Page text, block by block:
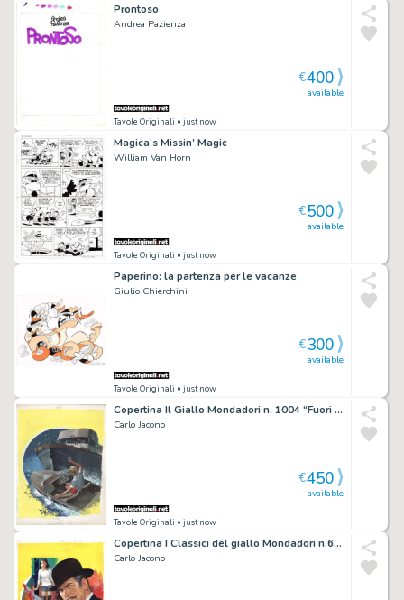
Prontoso
Andrea Pazienza
Tavole Originali • just now
available
€400
Magica’s Missin’ Magic
William Van Horn
Tavole Originali • just now
available
€500
Paperino: la partenza per le vacanze
Giulio Chierchini
Tavole Originali • just now
available
€300
Copertina Il Giallo Mondadori n. 1004 “Fuori l’Autore” (Mignon G. Eberhart)
Carlo Jacono
Tavole Originali • just now
available
€450
Copertina I Classici del giallo Mondadori n.661 “Sono un’assassina?” (Agatha Christie)
Carlo Jacono